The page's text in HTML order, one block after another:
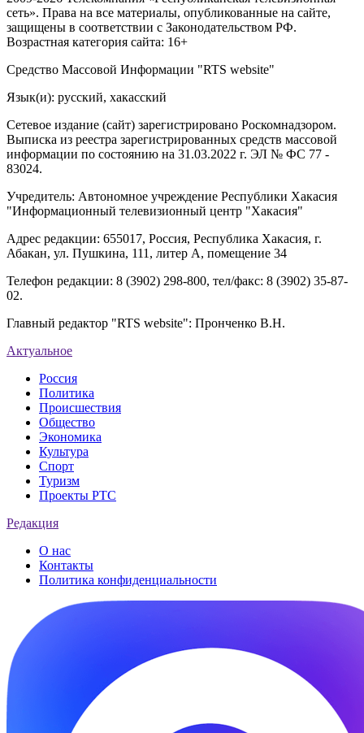
сеть». Права на все материалы, опубликованные на сайте,
защищены в соответствии с Законодательством РФ.
Возрастная категория сайта: 16+
Средство Массовой Информации "RTS website"
Язык(и): русский, хакасский
Сетевое издание (сайт) зарегистрировано Роскомнадзором.
Выписка из реестра зарегистрированных средств массовой
информации по состоянию на 31.03.2022 г. ЭЛ № ФС 77 -
83024.
Учредитель: Автономное учреждение Республики Хакасия
"Информационный телевизионный центр "Хакасия"
Адрес редакции: 655017, Россия, Республика Хакасия, г.
Абакан, ул. Пушкина, 111, литер А, помещение 34
Телефон редакции: 8 (3902) 298-800, тел/факс: 8 (3902) 35-87-
02.
Главный редактор "RTS website": Пронченко В.Н.
Актуальное
Россия
Политика
Происшествия
Общество
Экономика
Культура
Спорт
Туризм
Проекты РТС
Редакция
О нас
Контакты
Политика конфиденциальности